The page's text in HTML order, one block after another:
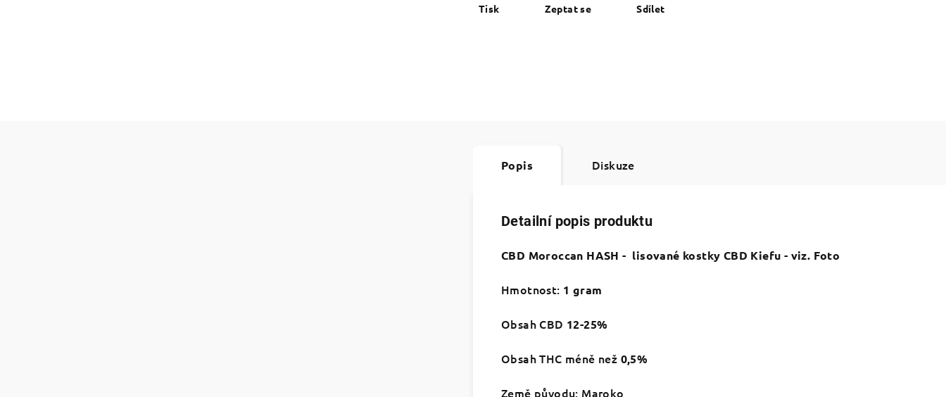
Tisk Zeptat se Sdílet
Popis Diskuze
Detailní popis produktu
CBD Moroccan HASH - lisované kostky CBD Kiefu - viz. Foto
Hmotnost: 1 gram
Obsah CBD 12-25%
Obsah THC méně než 0,5%
Země původu: Maroko